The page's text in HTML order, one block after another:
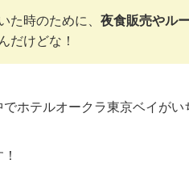
た時のために、 夜食販売やル
んだけどな！
ホテルオークラ東京ベイがい